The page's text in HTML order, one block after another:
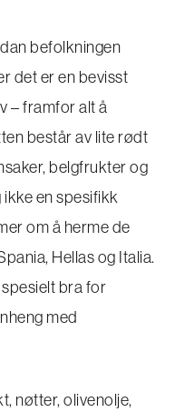
befolkningen
det er en bevisst
– framfor alt å
består av lite rødt
belgfrukter og
en spesifikk
om å herme de
Hellas og Italia.
bra for
med
nøtter, olivenolje,